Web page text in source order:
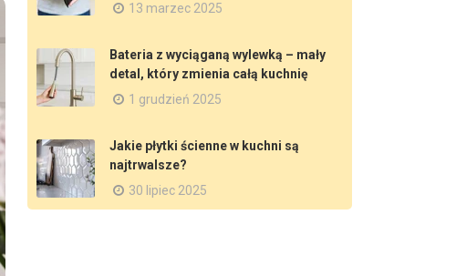
13 marzec 2025
Bateria z wyciąganą wylewką – mały
detal, który zmienia całą kuchnię
1 grudzień 2025
Jakie płytki ścienne w kuchni są
najtrwalsze?
30 lipiec 2025